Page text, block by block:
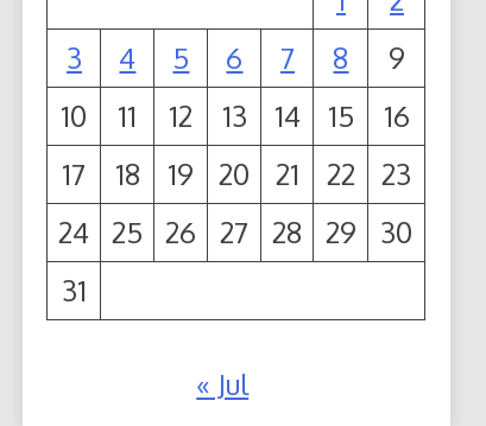
3
4 5 6 7 8
9
10
11 12 13 14 15
16
17
18 19 20 21 22
23
24
25 26 27 28 29
30
31
« Jul